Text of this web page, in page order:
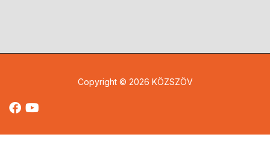
Copyright © 2026 KÖZSZÖV